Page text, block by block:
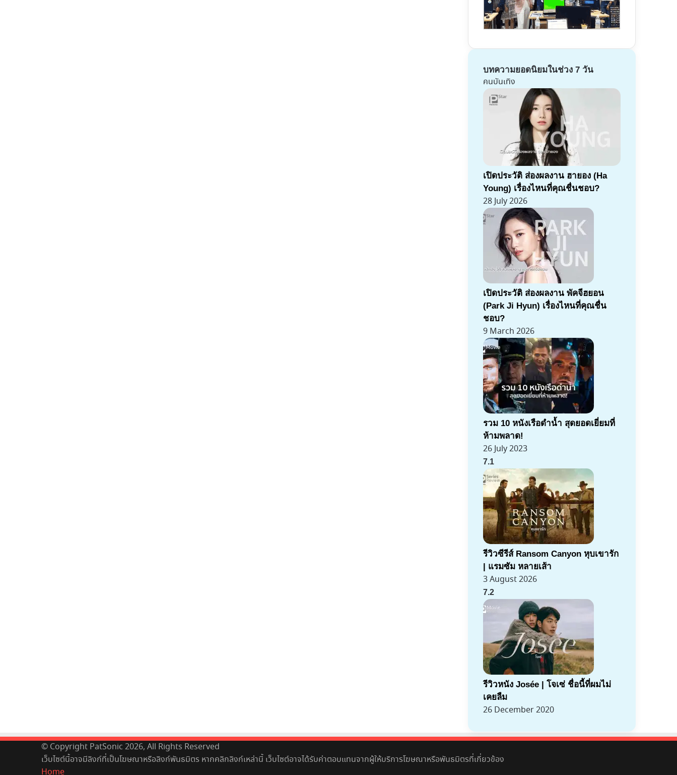
บทความยอดนิยมในช่วง 7 วัน
คนบันเทิง
เปิดประวัติ ส่องผลงาน ฮายอง (Ha
Young) เรื่องไหนที่คุณชื่นชอบ?
28 July 2026
เปิดประวัติ ส่องผลงาน พัคจีฮยอน
(Park Ji Hyun) เรื่องไหนที่คุณชื่น
ชอบ?
9 March 2026
รวม 10 หนังเรือดำน้ำ สุดยอดเยี่ยมที่
ห้ามพลาด!
26 July 2023
7.1
รีวิวซีรีส์ Ransom Canyon หุบเขารัก
| แรมซัม หลายเส้า
3 August 2026
7.2
รีวิวหนัง Josée | โจเซ่ ชื่อนี้ที่ผมไม่
เคยลืม
26 December 2020
© Copyright PatSonic 2026, All Rights Reserved
เว็บไซต์นี้อาจมีลิงก์ที่เป็นโฆษณาหรือลิงก์พันธมิตร หากคลิกลิงก์เหล่านี้ เว็บไซต์อาจได้รับค่าตอบแทนจากผู้ให้บริการโฆษณาหรือพันธมิตรที่เกี่ยวข้อง
Home